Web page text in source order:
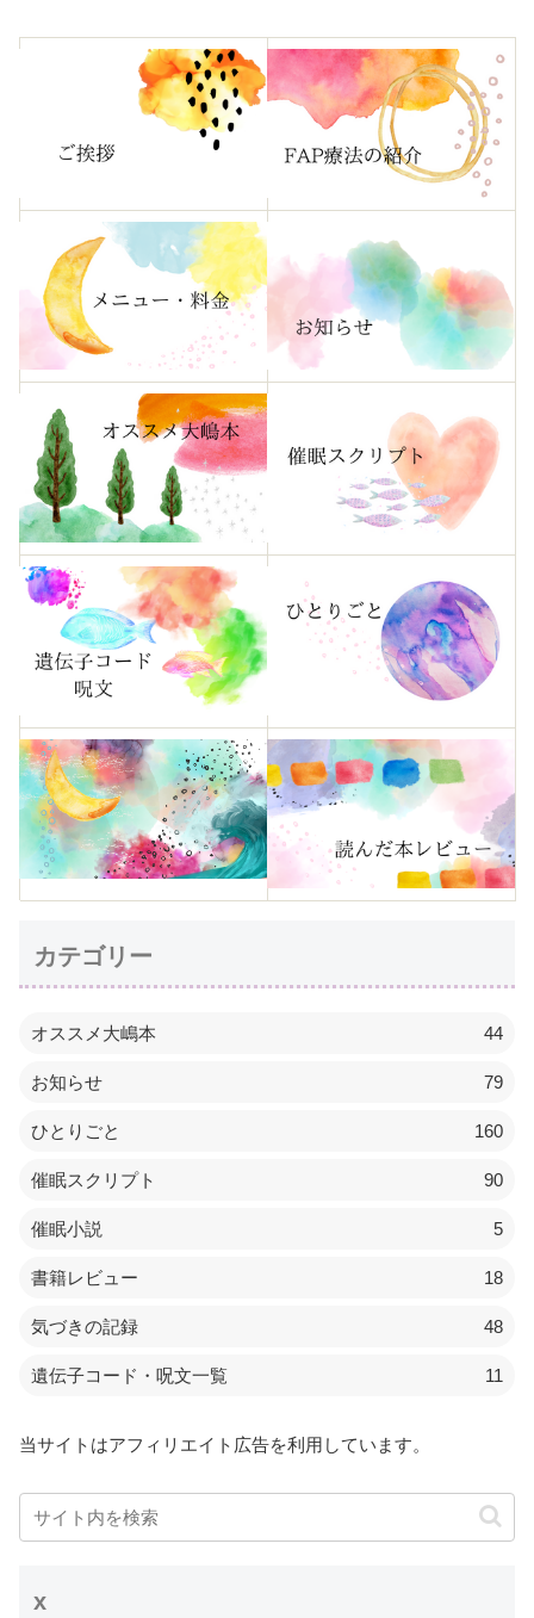
カテゴリー
オススメ大嶋本 44
お知らせ 79
ひとりごと 160
催眠スクリプト 90
催眠小説 5
書籍レビュー 18
気づきの記録 48
遺伝子コード・呪文一覧 11
当サイトはアフィリエイト広告を利用しています。
x